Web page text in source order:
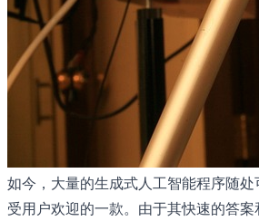
如今，大量的生成式人工智能程序随
受用户欢迎的一款。由于其快速的答